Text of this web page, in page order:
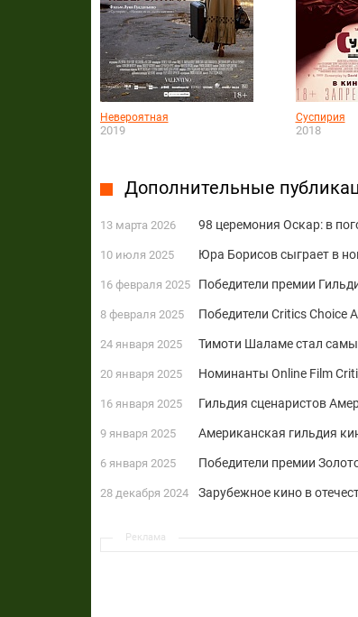
Невероятная
2019
Суспирия
2018
Дополнительные
13 марта 2026 98 церемония Оскар: в
10 июля 2025 Юра Борисов сыграет в
16 февраля 2025 Победители премии
8 февраля 2025 Победители Critics Choice
24 января 2025 Тимоти Шаламе стал
20 января 2025 Номинанты Online Film
16 января 2025 Гильдия сценаристов
9 января 2025 Американская гильдия
6 января 2025 Победители премии
28 декабря 2024 Зарубежное кино в
Реклама